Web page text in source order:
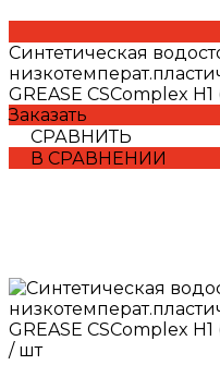
Синтетическая
GREASE CSComplex H1
Заказать
СРАВНИТЬ
В СРАВНЕНИИ
/ шт